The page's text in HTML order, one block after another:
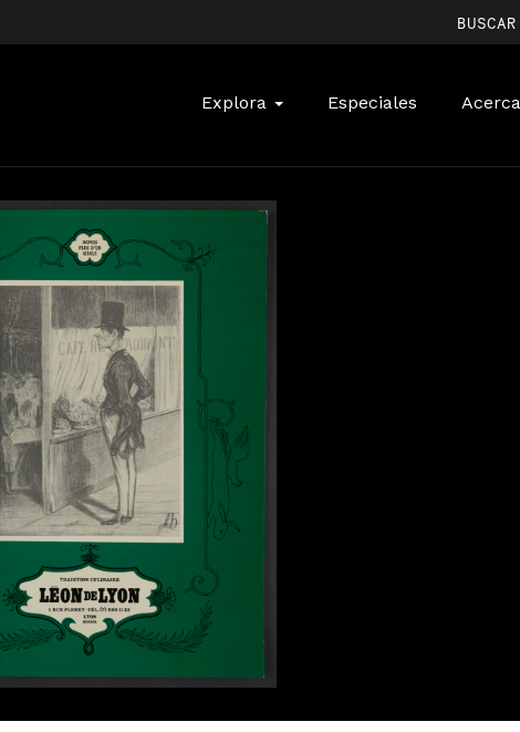
BUSCAR
Explora Especiales